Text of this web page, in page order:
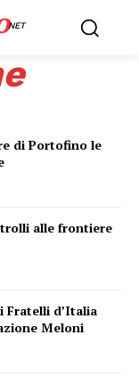
NET
di Portofino le
alle frontiere
Fratelli d’Italia
Meloni